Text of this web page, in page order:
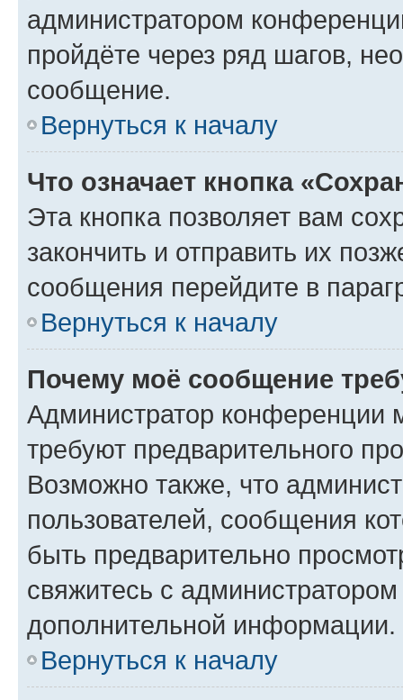
администратором
пройдёте через ряд шагов,
сообщение.
Вернуться к началу
Что означает кнопка
Эта кнопка позволяет вам
закончить и отправить их
сообщения перейдите в
Вернуться к началу
Почему моё сообщение
Администратор конференции
требуют предварительного
Возможно также, что
пользователей, сообщения
быть предварительно
свяжитесь с
дополнительной информации.
Вернуться к началу